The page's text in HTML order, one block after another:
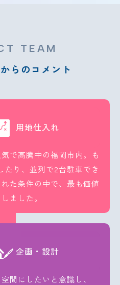
TEAM
らのコメント
用地仕入れ
で高騰中の福岡市内。も
たり、並列で2台駐車でき
た条件の中で、最も価値
ました。
企画・設計
間にしたいと意識し、